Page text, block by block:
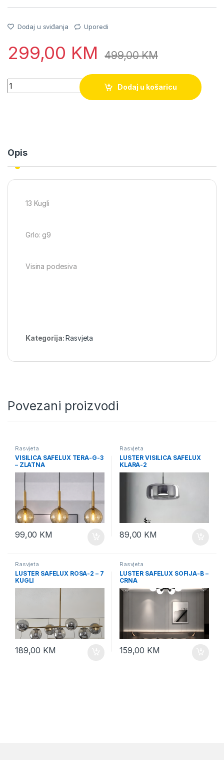
Dodaj u sviđanja Uporedi
299,00 KM 499,00KM
Quantity
Dodaj u košaricu
Opis
13 Kugli
Grlo: g9
Visina podesiva
Kategorija:Rasvjeta
Povezani proizvodi
Rasvjeta
VISILICA SAFELUX TERA-G-3
– ZLATNA
99,00 KM
Rasvjeta
LUSTER VISILICA SAFELUX
KLARA-2
89,00 KM
Rasvjeta
LUSTER SAFELUX ROSA-2 – 7
KUGLI
189,00 KM
Rasvjeta
LUSTER SAFELUX SOFIJA-B –
CRNA
159,00 KM